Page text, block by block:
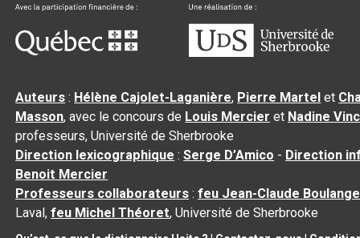
Auteurs : Hélène Cajolet-Laganière, Pierre Martel et
Masson, avec le concours de Louis Mercier et Nadine
professeurs, Université de Sherbrooke
Direction lexicographique :Serge D’Amico - Direction
Benoit Mercier
Professeurs collaborateurs :feu Jean-Claude
Laval,feu Michel Théoret, Université de Sherbrooke